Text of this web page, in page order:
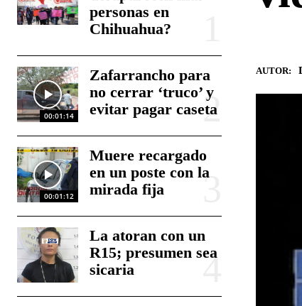
personas en
Chihuahua?
00:01:14
Zafarrancho para
no cerrar ‘truco’ y
evitar pagar caseta
00:01:12
Muere recargado
en un poste con la
mirada fija
La atoran con un
R15; presumen sea
sicaria
AUTOR: